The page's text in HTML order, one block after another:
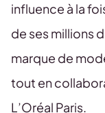
influence à la
de ses millions
marque de
tout en
L’Oréal Paris.